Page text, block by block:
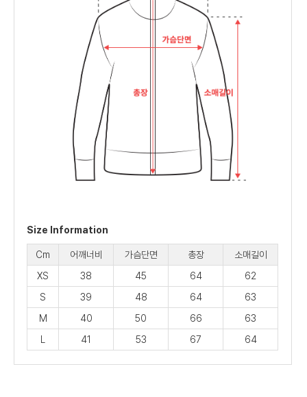
Size Information
Cm 어깨너비 가슴단면 총장
소매길이
XS
38 45 64
62
S
39 48 64
63
M
40 50 66
63
41 53 67 64